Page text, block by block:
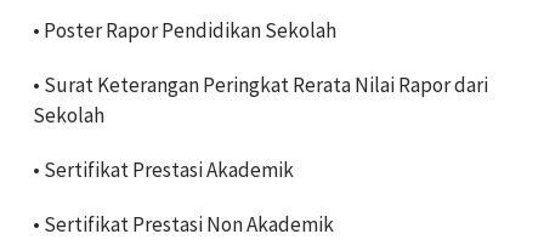
• Poster Rapor Pendidikan Sekolah
• Surat Keterangan Peringkat Rerata Nilai Rapor dari
Sekolah
• Sertifikat Prestasi Akademik
• Sertifikat Prestasi Non Akademik